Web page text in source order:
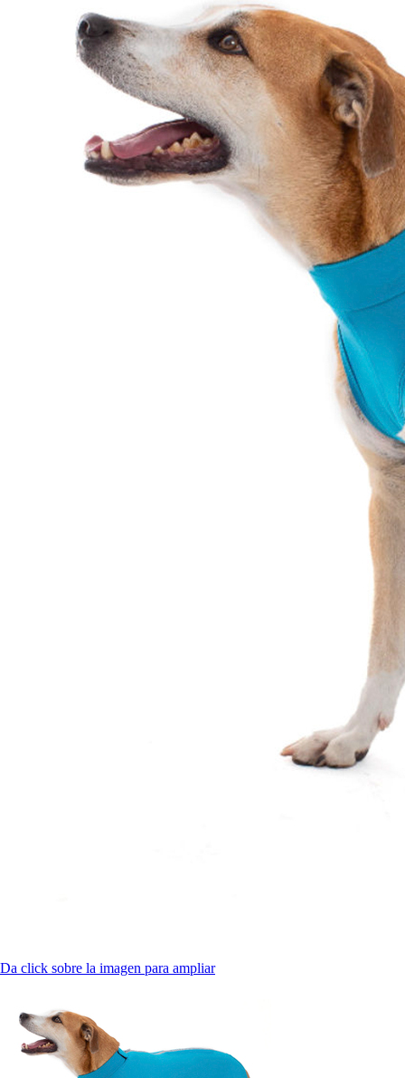
Da click sobre la imagen para ampliar